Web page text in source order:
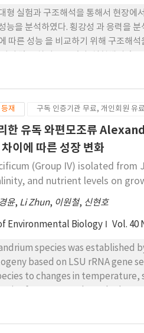
형 실험과 구조해석을 통해서 현장에
능을 분석하였다. 횡강성 과 응력을
따른 성능 을 비교하기 위해 구조해
에서 사용하는 가새의 접합부가 충분
재 구독 인증기관 무료, 개인회원 유료
한 유독 와편모조류
이에 따른 성장 변화
(Group IV) isolated
and nutrient levels on
윤, Li Zhun, 이원철, 신현호
Environmental Biology Vol. 40
species was established
based on LSU rRNA gene
to changes in
Alexandrium tamarense